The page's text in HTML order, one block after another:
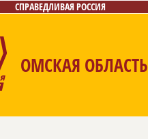
СПРАВЕДЛИВАЯ РОССИЯ
ОМСКАЯ ОБЛАСТЬ